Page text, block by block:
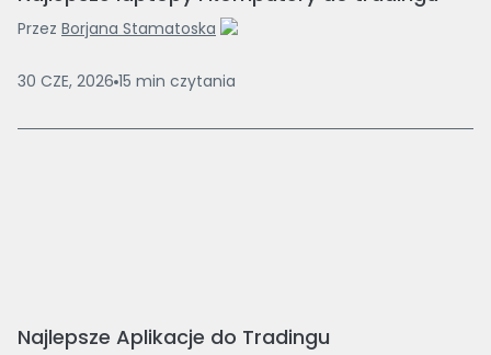
Przez Borjana Stamatoska
30 CZE, 2026 15 min czytania
Najlepsze Aplikacje do Tradingu